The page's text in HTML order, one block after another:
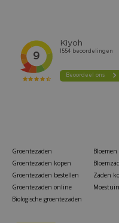
Groentezaden
Groentezaden kopen
Groentezaden bestellen
Groentezaden online
Biologische groentezaden
Zaden